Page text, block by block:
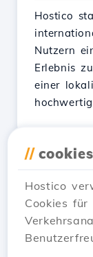
Hostico
Nutzern
Erlebnis
einer
1
// cookies
Hostico
Cookies